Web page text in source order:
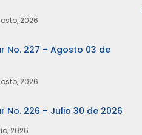
2026
No. 227 – Agosto 03 de
2026
No. 226 – Julio 30 de 2026
2026